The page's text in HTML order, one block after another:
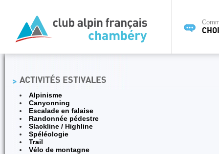
ACTIVITÉS ESTIVALES
Alpinisme
Canyonning
Escalade en falaise
Randonnée pédestre
Slackline / Highline
Spéléologie
Trail
Vélo de montagne